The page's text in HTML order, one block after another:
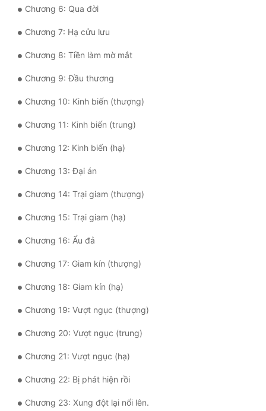
Thanh Xuân
Tiên Hiệp
Tiểu Thuyết
Trinh Thám
Triều Đấu
Trùng Sinh
Trọng Sinh
Chương 6: Qua đời
Chương 7: Hạ cửu lưu
Chương 8: Tiền làm mờ mắt
Chương 9: Đầu thương
Chương 10: Kinh biến (thượng)
Chương 11: Kinh biến (trung)
Chương 12: Kinh biến (hạ)
Chương 13: Đại án
Chương 14: Trại giam (thượng)
Chương 15: Trại giam (hạ)
Chương 16: Ẩu đả
Chương 17: Giam kín (thượng)
Chương 18: Giam kín (hạ)
Chương 19: Vượt ngục (thượng)
Chương 20: Vượt ngục (trung)
Chương 21: Vượt ngục (hạ)
Chương 22: Bị phát hiện rồi
Chương 23: Xung đột lại nổi lên.